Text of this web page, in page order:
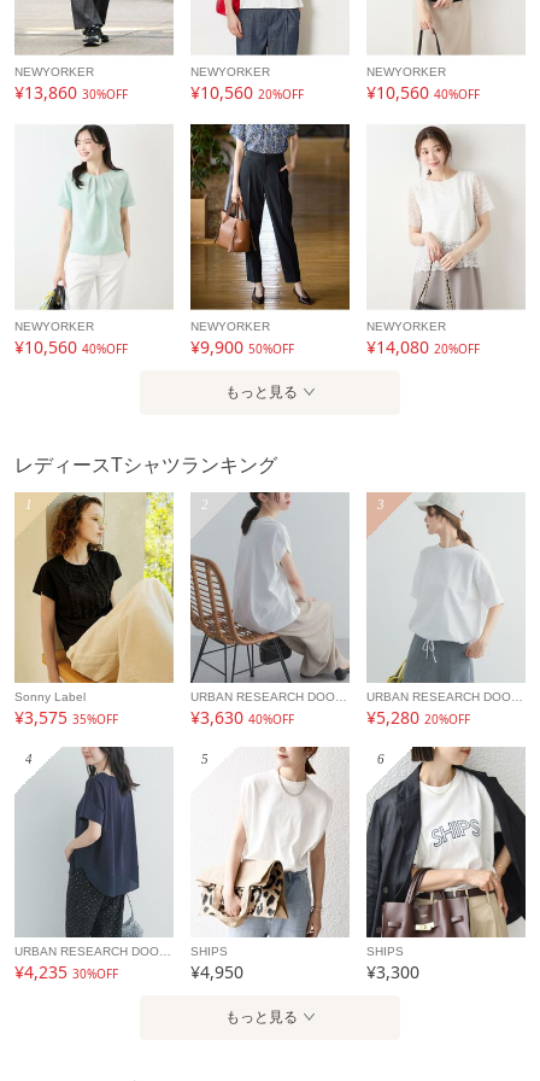
トリアセテート65% ポリエステル35%
製造国 詳細は下記よりお問い合わせください
ギフト 可
NEWYORKER
¥13,860 30%OFF
NEWYORKER
¥10,560 20%OFF
NEWYORKER
¥10,560 40%OFF
NEWYORKER
¥10,560 40%OFF
NEWYORKER
¥9,900 50%OFF
NEWYORKER
¥14,080 20%OFF
もっと見る
レディースTシャツランキング
1
Sonny Label
¥3,575 35%OFF
2
URBAN RESEARCH DOORS
¥3,63040%OFF
3
URBAN RESEARCH DOORS
¥5,28020%OFF
4
URBAN RESEARCH DOORS
¥4,235 30%OFF
5
SHIPS
¥4,950
6
SHIPS
¥3,300
もっと見る